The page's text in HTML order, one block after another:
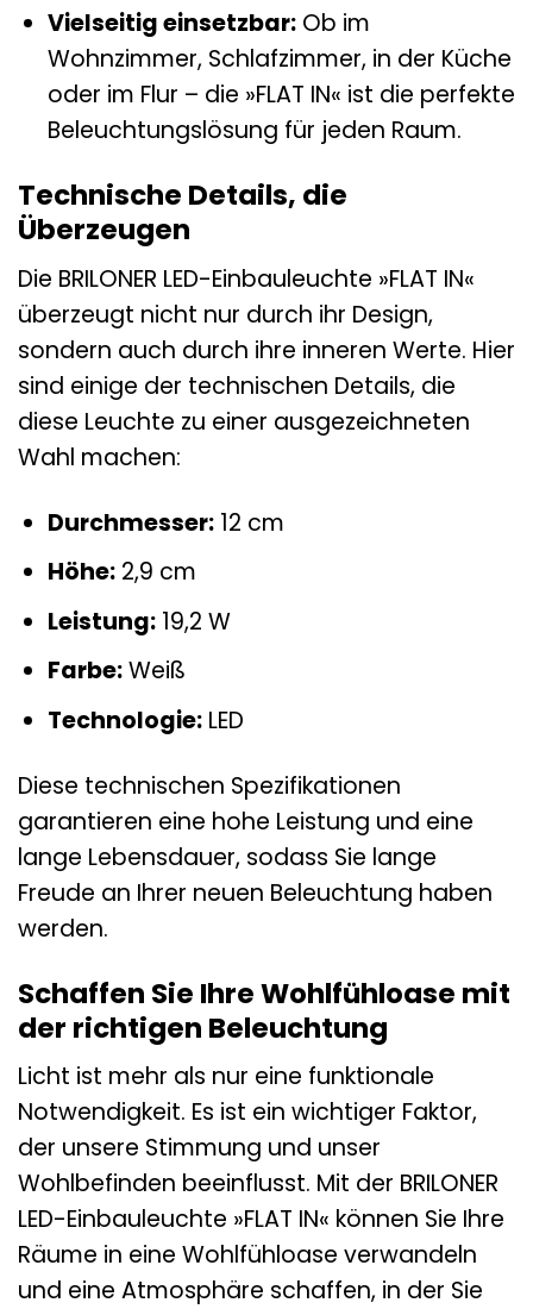
Vielseitig einsetzbar:Ob im
Wohnzimmer, Schlafzimmer, in der Küche
oder im Flur – die »FLAT IN« ist die perfekte
Beleuchtungslösung für jeden Raum.
Technische Details, die
Überzeugen
Die BRILONER LED-Einbauleuchte »FLAT IN«
überzeugt nicht nur durch ihr Design,
sondern auch durch ihre inneren Werte. Hier
sind einige der technischen Details, die
diese Leuchte zu einer ausgezeichneten
Wahl machen:
Durchmesser:12 cm
Höhe:2,9 cm
Leistung:19,2 W
Farbe:Weiß
Technologie:LED
Diese technischen Spezifikationen
garantieren eine hohe Leistung und eine
lange Lebensdauer, sodass Sie lange
Freude an Ihrer neuen Beleuchtung haben
werden.
Schaffen Sie Ihre Wohlfühloase mit
der richtigen Beleuchtung
Licht ist mehr als nur eine funktionale
Notwendigkeit. Es ist ein wichtiger Faktor,
der unsere Stimmung und unser
Wohlbefinden beeinflusst. Mit der BRILONER
LED-Einbauleuchte »FLAT IN« können Sie Ihre
Räume in eine Wohlfühloase verwandeln
und eine Atmosphäre schaffen, in der Sie